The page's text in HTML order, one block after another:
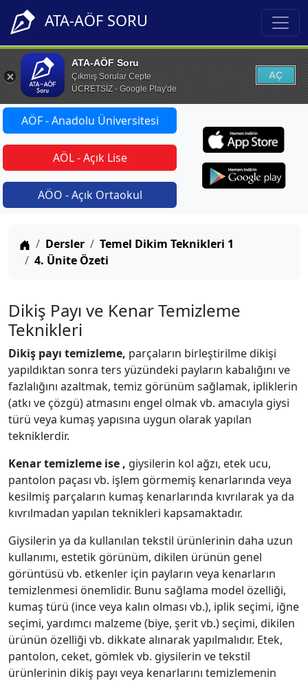
ATA-AÖF SORU
ATA-AÖF Soru
Çıkmış Sorular Cepte
ÜCRETSİZ - Google Play'de
AÇ
AÖF - Anadolu Üniversitesi
AÖL - Açık Lise
AÖO - Açık Ortaokul
Anasayfa
Dersler
Temel Dikim Teknikleri 1
4. Ünite Özeti
Dikiş Payı ve Kenar Temizleme
Teknikleri
Dikiş payı temizleme, parçaların birleştirilme dikişi
yapıldıktan sonra ters yüzündeki payların kabalığını ve
fazlalığını azaltmak, temiz görünüm sağlamak, ipliklerin
(atkı ve çözgü) atmasını engel olmak vb. amacıyla giysi
türü veya kumaş yapısına uygun olarak yapılan
tekniklerdir.
Kenar temizleme ise , giysilerin kol ağzı, etek ucu,
pantolon paçası vb. işlem görmemiş kenarlarında veya
kesilmiş parçaların kumaş kenarlarında kıvrılarak ya da
kıvrılmadan yapılan teknikleri kapsamaktadır.
Giysilerin ya da kullanılan tekstil ürünlerinin daha uzun
kullanımı, estetik görünüm, dikilen ürünün genel
görüntüsü vb. etkenler için payların veya kenarların
temizlenmesi önemlidir. Bunu sağlama model özelliği,
kumaş türü (ince veya kalın olması vb.), iplik seçimi, iğne
seçimi, yardımcı malzeme (biye, şerit vb.) seçimi, dikilen
ürünün özelliği vb. dikkate alınarak yapılmalıdır. Etek,
pantolon, ceket, gömlek vb. giysilerin ve tekstil
ürünlerinin dikiş payı veya kenarlarını temizlemenin